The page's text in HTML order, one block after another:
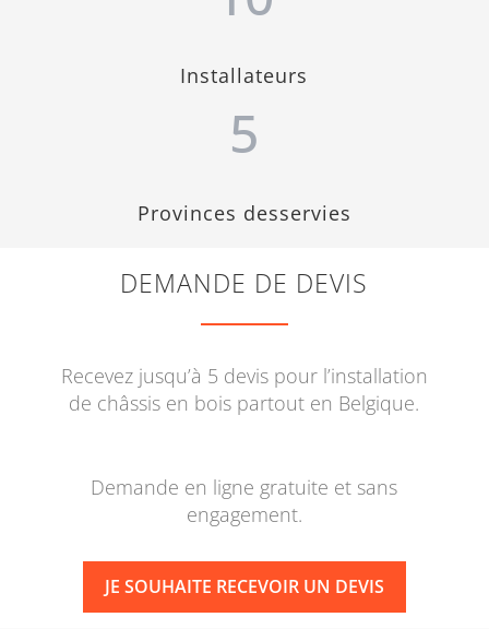
Installateurs
5
Provinces desservies
DEMANDE DE DEVIS
Recevez jusqu’à 5 devis pour l’installation
de châssis en bois partout en Belgique.
Demande en ligne gratuite et sans
engagement.
JE SOUHAITE RECEVOIR UN DEVIS